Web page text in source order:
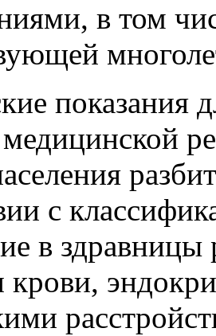
в том
показания
с
в здравницы
крови,